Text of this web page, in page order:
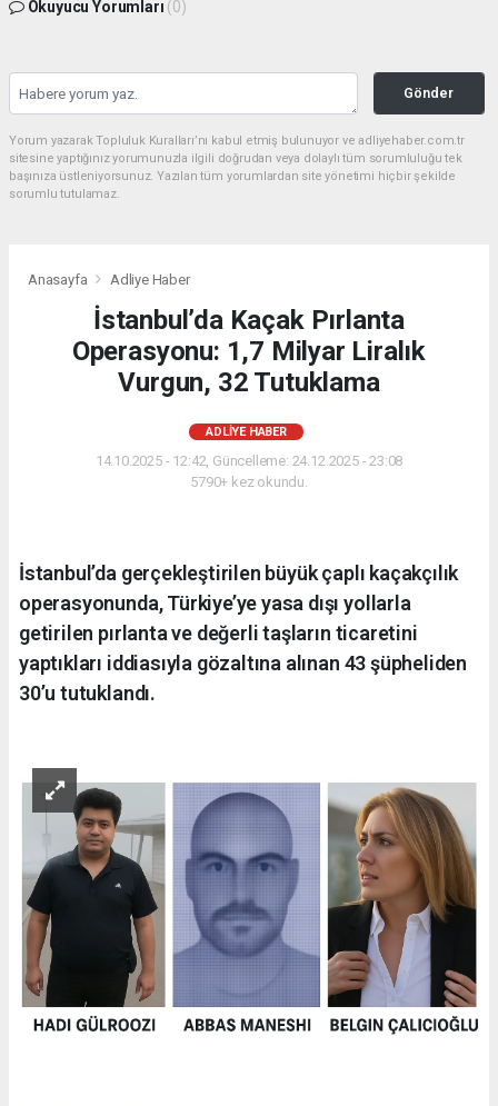
Okuyucu Yorumları (0)
Gönder
Yorum yazarak Topluluk Kuralları’nı kabul etmiş bulunuyor ve adliyehaber.com.tr
sitesine yaptığınız yorumunuzla ilgili doğrudan veya dolaylı tüm sorumluluğu tek
başınıza üstleniyorsunuz. Yazılan tüm yorumlardan site yönetimi hiçbir şekilde
sorumlu tutulamaz.
Anasayfa Adliye Haber
İstanbul’da Kaçak Pırlanta
Operasyonu: 1,7 Milyar Liralık
Vurgun, 32 Tutuklama
ADLIYE HABER
14.10.2025 - 12:42, Güncelleme: 24.12.2025 - 23:08
5790+ kez okundu.
İstanbul’da gerçekleştirilen büyük çaplı kaçakçılık
operasyonunda, Türkiye’ye yasa dışı yollarla
getirilen pırlanta ve değerli taşların ticaretini
yaptıkları iddiasıyla gözaltına alınan 43 şüpheliden
30’u tutuklandı.